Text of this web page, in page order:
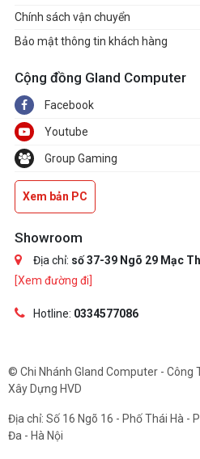
Chính sách vận chuyển
Bảo mật thông tin khách hàng
Cộng đồng Gland Computer
Facebook
Youtube
Group Gaming
Xem bản PC
Showroom
Địa chỉ: số 37-39 Ngõ 29 Mạc
[Xem đường đi]
Hotline: 0334577086
© Chi Nhánh Gland Computer - Công
Xây Dựng HVD
Địa chỉ: Số 16 Ngõ 16 - Phố Thái Hà -
Đa - Hà Nội